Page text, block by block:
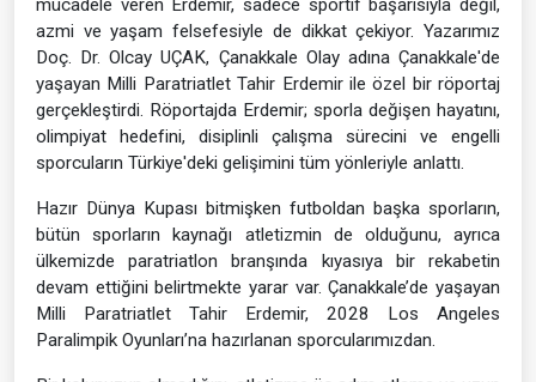
mücadele veren Erdemir, sadece sportif başarısıyla değil,
azmi ve yaşam felsefesiyle de dikkat çekiyor. Yazarımız
Doç. Dr. Olcay UÇAK, Çanakkale Olay adına Çanakkale'de
yaşayan Milli Paratriatlet Tahir Erdemir ile özel bir röportaj
gerçekleştirdi. Röportajda Erdemir; sporla değişen hayatını,
olimpiyat hedefini, disiplinli çalışma sürecini ve engelli
sporcuların Türkiye'deki gelişimini tüm yönleriyle anlattı.
Hazır Dünya Kupası bitmişken futboldan başka sporların,
bütün sporların kaynağı atletizmin de olduğunu, ayrıca
ülkemizde paratriatlon branşında kıyasıya bir rekabetin
devam ettiğini belirtmekte yarar var. Çanakkale’de yaşayan
Milli Paratriatlet Tahir Erdemir, 2028 Los Angeles
Paralimpik Oyunları’na hazırlanan sporcularımızdan.